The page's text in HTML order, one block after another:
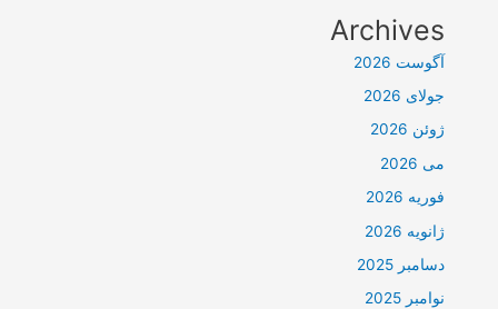
Archives
آگوست 2026
جولای 2026
ژوئن 2026
می 2026
فوریه 2026
ژانویه 2026
دسامبر 2025
نوامبر 2025